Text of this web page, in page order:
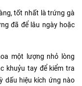
tốt nhất là trứng gà
đã để lâu ngày hoặc
một lượng nhỏ lòng
khuỷu tay để kiểm tra
dấu hiệu kích ứng nào